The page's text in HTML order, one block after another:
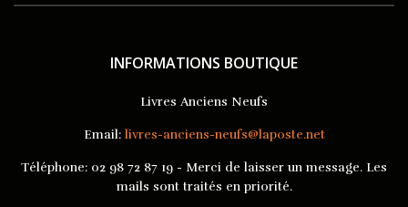
INFORMATIONS BOUTIQUE
Livres Anciens Neufs
Email: livres-anciens-neufs@laposte.net
Téléphone: 02 98 72 87 19 - Merci de laisser un message. Les
mails sont traités en priorité.